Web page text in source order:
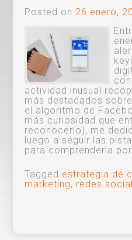
Posted on 26 enero,
actividad inusual
más destacados
el algoritmo de
más curiosidad que
reconocerlo), me
luego a seguir las
para comprenderla
Tagged estrategia de
marketing, redes